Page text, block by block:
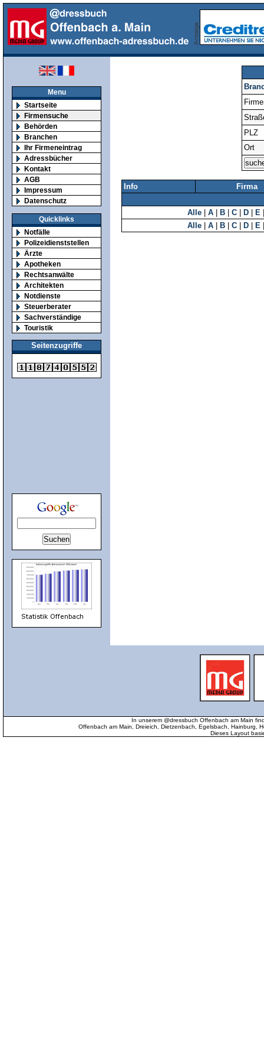
Menu
Startseite
Firmensuche
Behörden
Branchen
Ihr Firmeneintrag
Adressbücher
Kontakt
AGB
Impressum
Datenschutz
Quicklinks
Notfälle
Polizeidienststellen
Ärzte
Apotheken
Rechtsanwälte
Architekten
Notdienste
Steuerberater
Sachverständige
Touristik
Seitenzugriffe
PLZ
Ort
Info Firma
Alle A B C D E
Alle
A B C D E
In unserem @dressbuch Offenbach am Main
Offenbach am Main, Dreieich, Dietzenbach, Egelsbach, Hainburg,
Dieses Layout